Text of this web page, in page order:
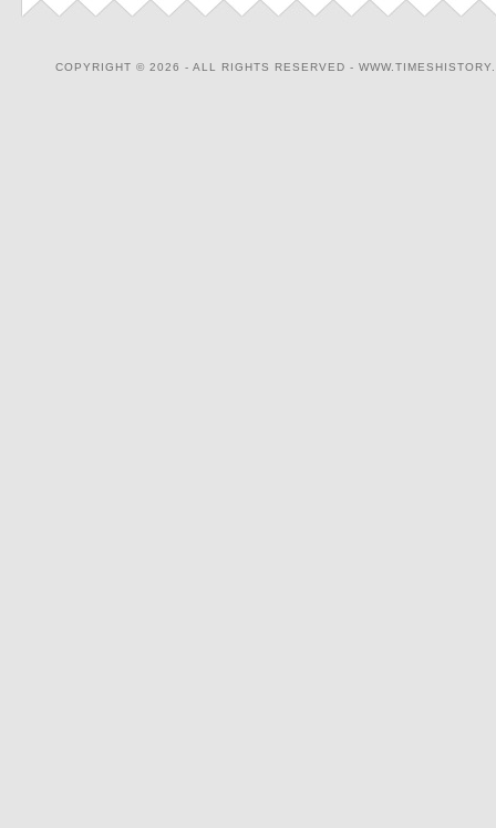
COPYRIGHT © 2026 - ALL RIGHTS RESERVED -